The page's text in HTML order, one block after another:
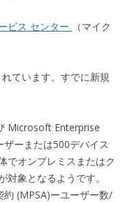
ビス センター
（マイク
ています。すでに新規
Microsoft Enterprise
ーまたは500デバイス
でオンプレミスまたはク
象となるようです。
(MPSA)ーユーザー数/